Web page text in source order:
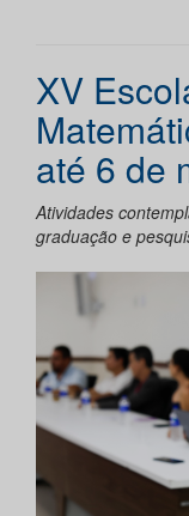
XV
até 6 de
Atividades
graduação e